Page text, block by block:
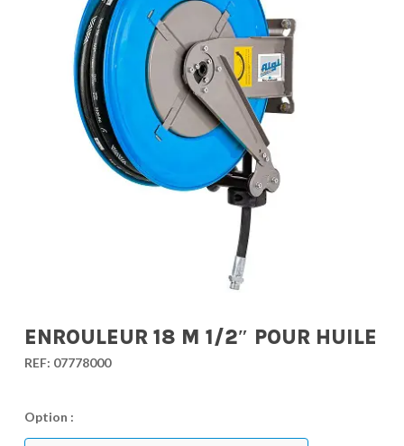
ENROULEUR 18 M 1/2″ POUR HUILE
REF: 07778000
Option :